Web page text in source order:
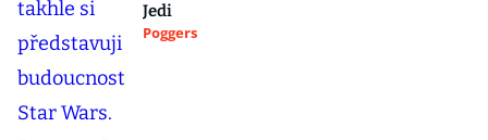
Jedi
Poggers